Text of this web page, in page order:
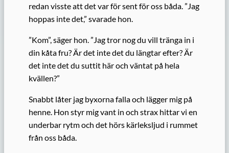
redan visste att det var för sent för oss båda. ”Jag
hoppas inte det,” svarade hon.
”Kom”, säger hon. ”Jag tror nog du vill tränga in i
din kåta fru? Är det inte det du längtar efter? Är
det inte det du suttit här och väntat på hela
kvällen?”
Snabbt låter jag byxorna falla och lägger mig på
henne. Hon styr mig vant in och strax hittar vi en
underbar rytm och det hörs kärleksljud i rummet
från oss båda.